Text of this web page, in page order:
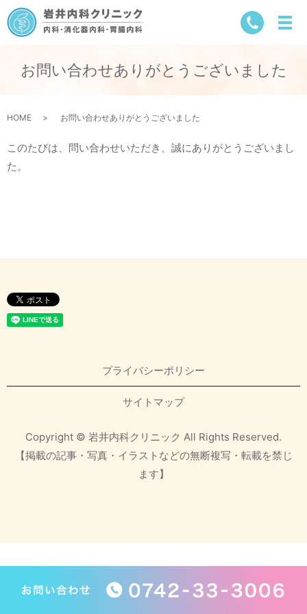
お問い合わせありがとうございました
HOME お問い合わせありがとうございました
このたびは、問い合わせいただき、誠にありがとうございまし
た。
プライバシーポリシー
サイトマップ
Copyright © 岩井内科クリニック All Rights Reserved.
【掲載の記事・写真・イラストなどの無断複写・転載を禁じ
ます】